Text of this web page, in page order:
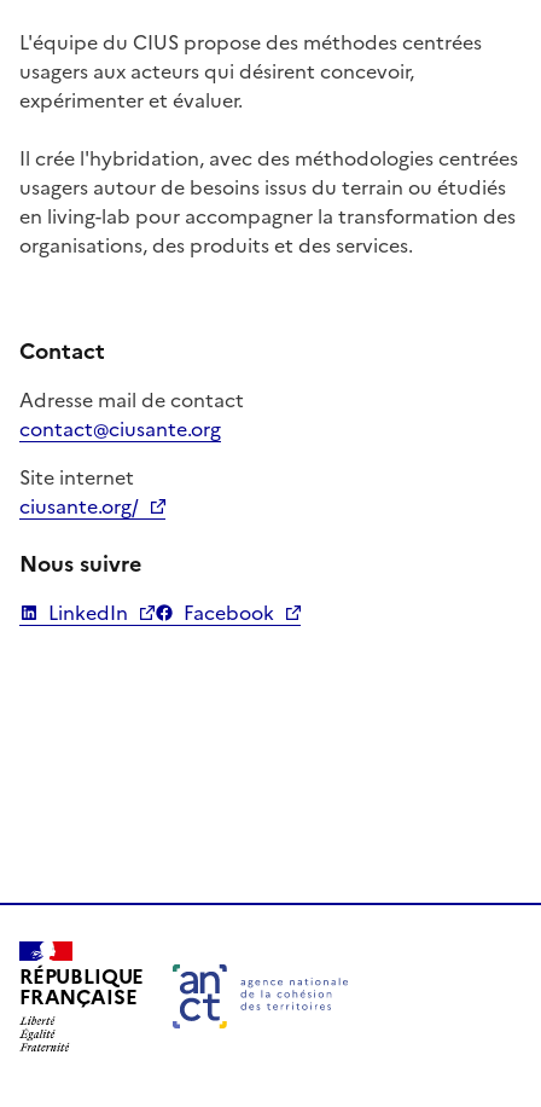
L'équipe du CIUS propose des méthodes centrées
usagers aux acteurs qui désirent concevoir,
expérimenter et évaluer.
Il crée l'hybridation, avec des méthodologies centrées
usagers autour de besoins issus du terrain ou étudiés
en living-lab pour accompagner la transformation des
organisations, des produits et des services.
Contact
Adresse mail de contact
contact@ciusante.org
Site internet
ciusante.org/
Nous suivre
LinkedIn
Facebook
RÉPUBLIQUE
FRANÇAISE